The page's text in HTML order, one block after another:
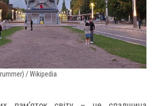
/ Wikipedia